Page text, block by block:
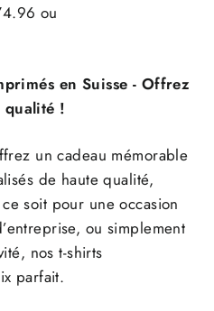
ou
en Suisse - Offrez
qualité !
un cadeau mémorable
de haute qualité,
soit pour une occasion
ou simplement
nos t-shirts
parfait.